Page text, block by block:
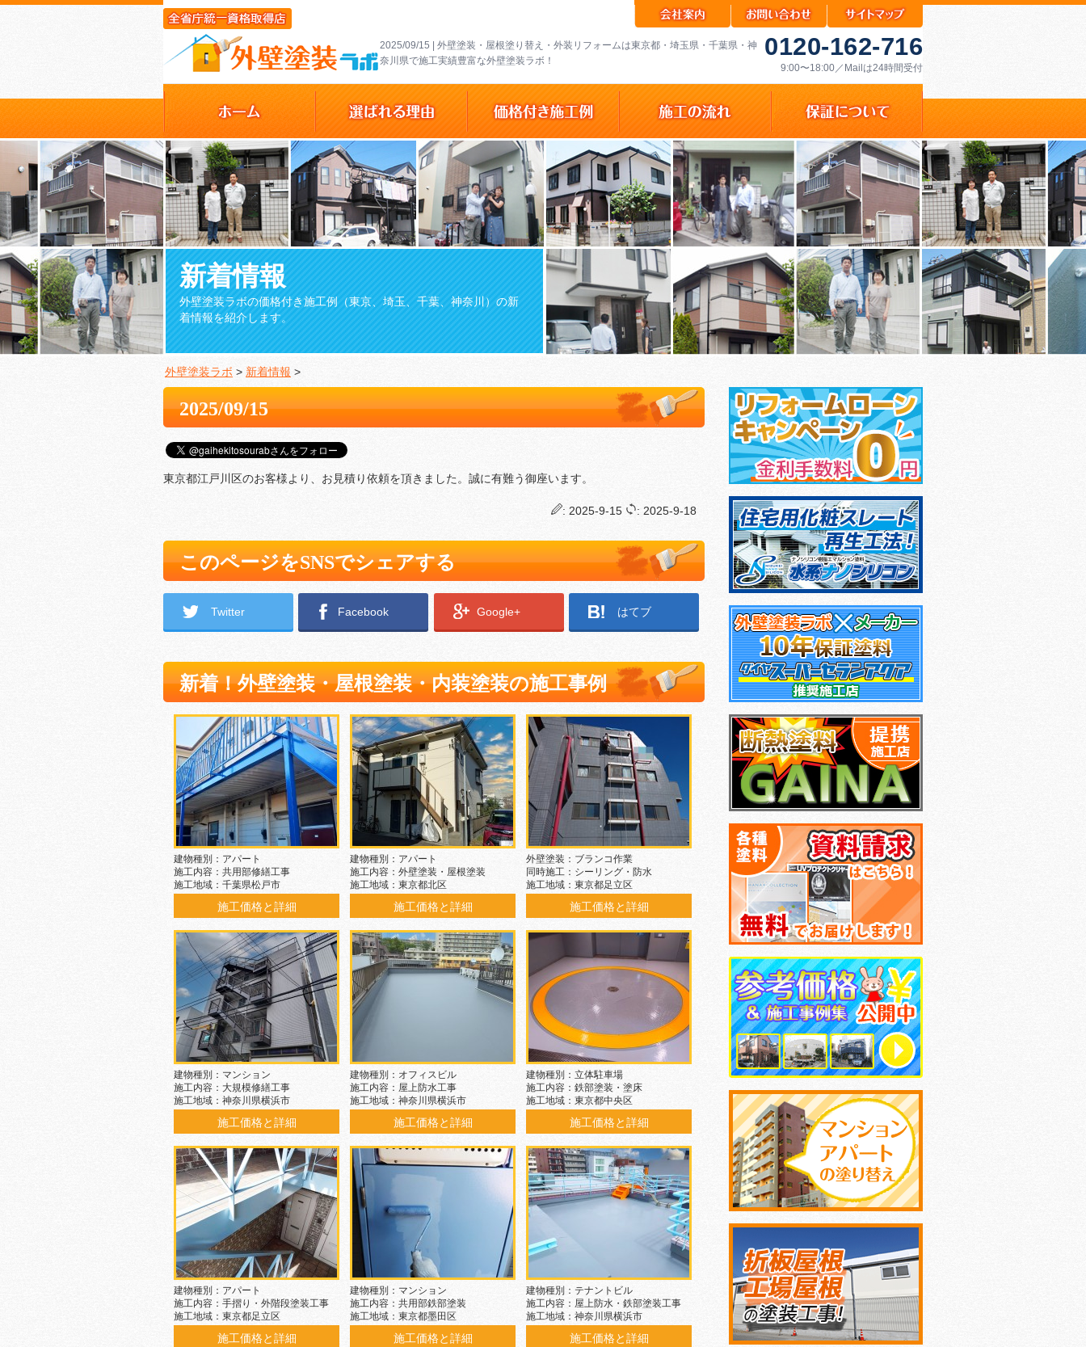
2025/09/15 | 外壁塗装・屋根塗り替え・外装リフォームは東京都・埼玉県・千葉県・神
奈川県で施工実績豊富な外壁塗装ラボ！
0120-162-716
9:00〜18:00／Mailは24時間受付
新着情報
外壁塗装ラボの価格付き施工例（東京、埼玉、千葉、神奈川）の新
着情報を紹介します。
外壁塗装ラボ > 新着情報 >
2025/09/15
東京都江戸川区のお客様より、お見積り依頼を頂きました。誠に有難う御座います。
: 2025-9-15 : 2025-9-18
このページをSNSでシェアする
Twitter Facebook Google+ はてブ
新着！外壁塗装・屋根塗装・内装塗装の施工事例
建物種別：アパート
施工内容：共用部修繕工事
施工地域：千葉県松戸市
施工価格と詳細
建物種別：アパート
施工内容：外壁塗装・屋根塗装
施工地域：東京都北区
施工価格と詳細
外壁塗装：ブランコ作業
同時施工：シーリング・防水
施工地域：東京都足立区
施工価格と詳細
建物種別：マンション
施工内容：大規模修繕工事
施工地域：神奈川県横浜市
施工価格と詳細
建物種別：オフィスビル
施工内容：屋上防水工事
施工地域：神奈川県横浜市
施工価格と詳細
建物種別：立体駐車場
施工内容：鉄部塗装・塗床
施工地域：東京都中央区
施工価格と詳細
建物種別：アパート
施工内容：手摺り・外階段塗装工事
施工地域：東京都足立区
施工価格と詳細
建物種別：マンション
施工内容：共用部鉄部塗装
施工地域：東京都墨田区
施工価格と詳細
建物種別：テナントビル
施工内容：屋上防水・鉄部塗装工事
施工地域：神奈川県横浜市
施工価格と詳細